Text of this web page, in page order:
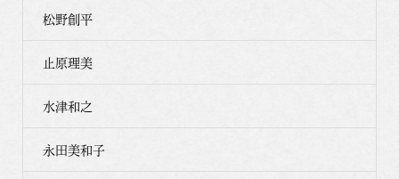
松野創平
止原理美
水津和之
永田美和子